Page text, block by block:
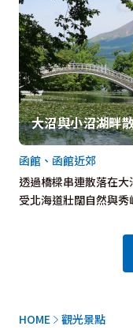
HOME 觀光景點
大沼與小沼湖畔
透過橋樑串連散落在
受北海道壯闊自然與
函館、函館近郊